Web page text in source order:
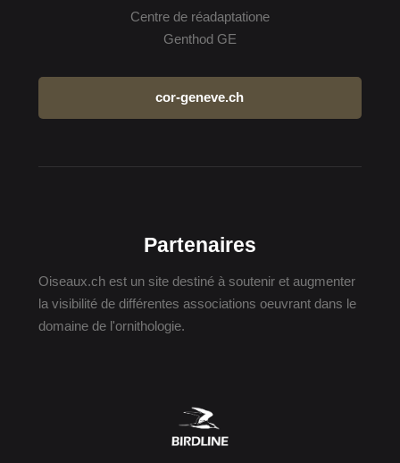
Centre de réadaptatione
Genthod GE
cor-geneve.ch
Partenaires
Oiseaux.ch est un site destiné à soutenir et augmenter
la visibilité de différentes associations oeuvrant dans le
domaine de l'ornithologie.